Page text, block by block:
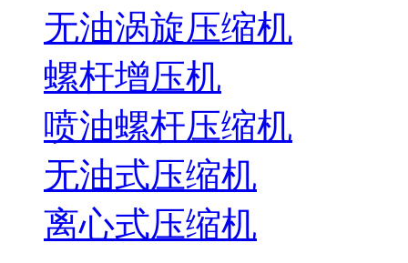
无油涡旋压缩机
螺杆增压机
喷油螺杆压缩机
无油式压缩机
离心式压缩机